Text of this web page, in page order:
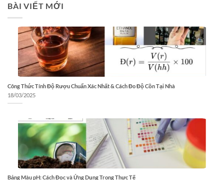
BÀI VIẾT MỚI
Công Thức Tính Độ Rượu Chuẩn Xác Nhất & Cách Đo Độ Cồn Tại Nhà
18/03/2025
Bảng Màu pH: Cách Đọc và Ứng Dụng Trong Thực Tế